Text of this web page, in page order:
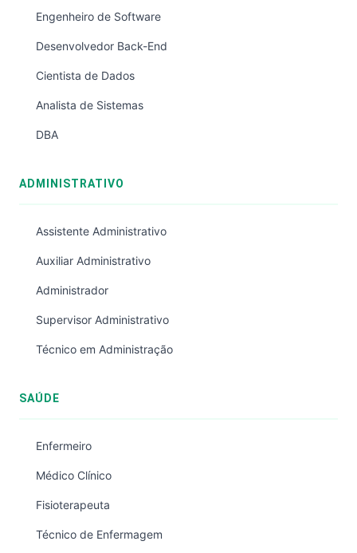
Engenheiro de Software
Desenvolvedor Back-End
Cientista de Dados
Analista de Sistemas
DBA
ADMINISTRATIVO
Assistente Administrativo
Auxiliar Administrativo
Administrador
Supervisor Administrativo
Técnico em Administração
SAÚDE
Enfermeiro
Médico Clínico
Fisioterapeuta
Técnico de Enfermagem